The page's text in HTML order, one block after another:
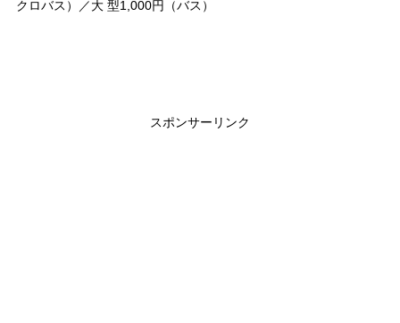
クロバス）／大 型1,000円（バス）
スポンサーリンク